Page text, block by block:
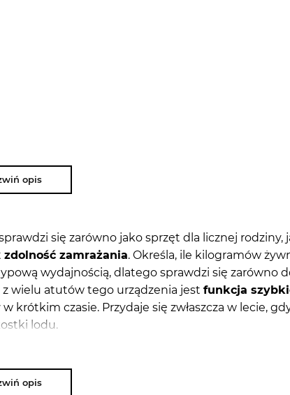
opis
się zarówno jako sprzęt dla licznej rodziny,
zdolność zamrażania. Określa, ile kilogramów
wydajnością, dlatego sprawdzi się zarówno
wielu atutów tego urządzenia jest funkcja
krótkim czasie. Przydaje się zwłaszcza w lecie,
lodu.
Elektroniczny panel sterowania
temperaturę w zamrażarce. Z uwagi na to,
opis